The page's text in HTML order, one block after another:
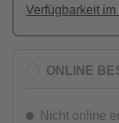
Verfügbarkeit im
ONLINE
Nicht online